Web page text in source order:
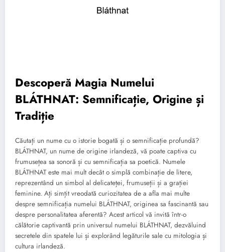
Descoperă Magia Numelui
BLÁTHNAT: Semnificație, Origine și
Tradiție
Căutați un nume cu o istorie bogată și o semnificație profundă?
BLÁTHNAT, un nume de origine irlandeză, vă poate captiva cu
frumusețea sa sonoră și cu semnificația sa poetică. Numele
BLÁTHNAT este mai mult decât o simplă combinație de litere,
reprezentând un simbol al delicateței, frumuseții și a grației
feminine. Ați simțit vreodată curiozitatea de a afla mai multe
despre semnificația numelui BLÁTHNAT, originea sa fascinantă sau
despre personalitatea aferentă? Acest articol vă invită într-o
călătorie captivantă prin universul numelui BLÁTHNAT, dezvăluind
secretele din spatele lui și explorând legăturile sale cu mitologia și
cultura irlandeză.